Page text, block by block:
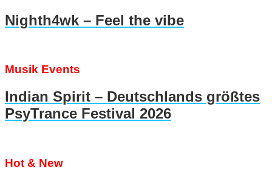
Nighth4wk – Feel the vibe
Musik Events
Indian Spirit – Deutschlands größtes
PsyTrance Festival 2026
Hot & New